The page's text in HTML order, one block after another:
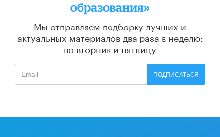
образования»
Мы отправляем подборку лучших и
актуальных материалов два раза в неделю:
во вторник и пятницу
ПОДПИСАТЬСЯ